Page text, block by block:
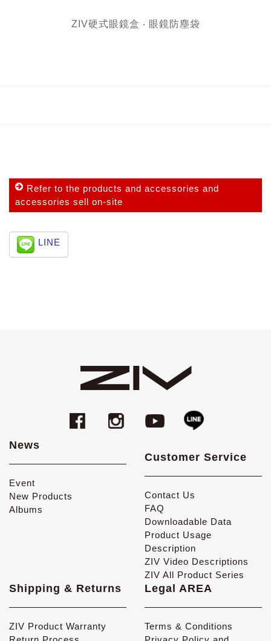
ZIV硬式眼鏡盒 ‧ 眼鏡防塵袋
Refer to the products and accessories and
accessories sell on-site
LINE
News
Event
New Products
Albums
Customer Service
Contact Us
FAQ
Downloadable Data
Product Usage
Description
ZIV Video Descriptions
ZIV All Product Series
Shipping & Returns
ZIV Product Warranty
Legal AREA
Terms & Conditions